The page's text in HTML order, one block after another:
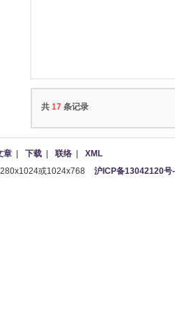
共 17 条记录
章 下载 联络
XML
或1024x768
沪ICP备13042120号